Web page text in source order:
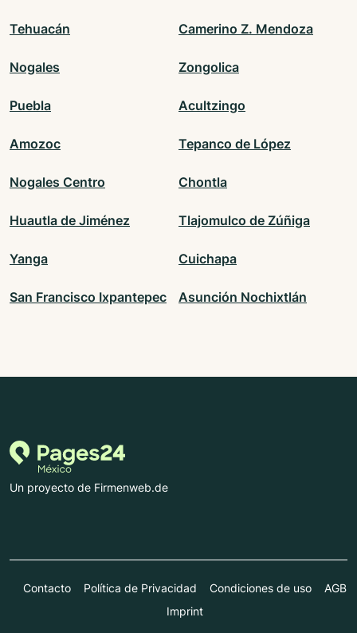
Tehuacán Camerino Z. Mendoza
Nogales Zongolica
Puebla Acultzingo
Amozoc Tepanco de López
Nogales Centro Chontla
Huautla de Jiménez Tlajomulco de Zúñiga
Yanga Cuichapa
San Francisco Ixpantepec Asunción Nochixtlán
Un proyecto de Firmenweb.de
Contacto Política de Privacidad Condiciones de uso
AGB
Imprint